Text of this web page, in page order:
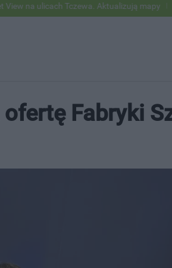
Tczewa. Aktualizują mapy Pod
Fabryki